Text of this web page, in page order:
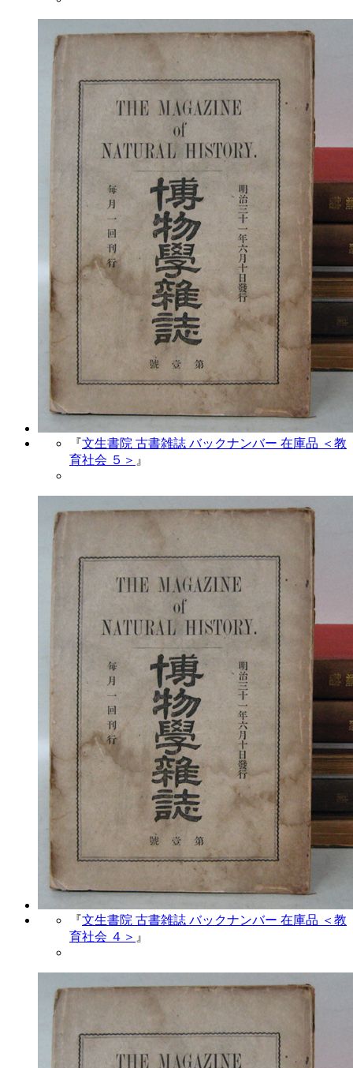
『文生書院 古書雑誌 バックナンバー 在庫品 ＜教
育社会 ５＞ 』
『文生書院 古書雑誌 バックナンバー 在庫品 ＜教
育社会 ４＞ 』